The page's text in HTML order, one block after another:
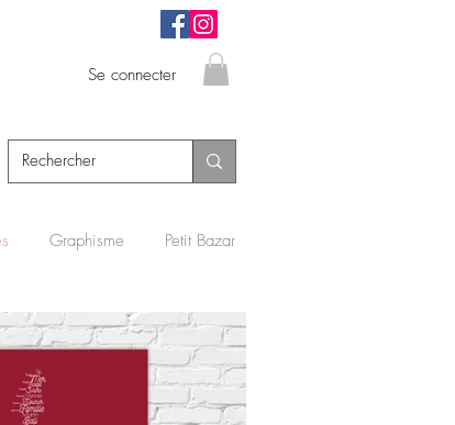
Se connecter
Graphisme Petit Bazar